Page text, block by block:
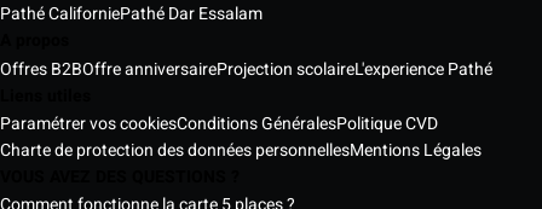
Pathé CaliforniePathé Dar Essalam
Offres B2BOffre anniversaireProjection scolaireL'experience Pathé
Paramétrer vos cookiesConditions GénéralesPolitique CVD
Charte de protection des données personnellesMentions Légales